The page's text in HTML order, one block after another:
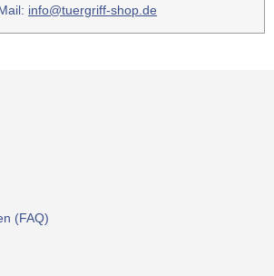
info@tuergriff-shop.de
(FAQ)